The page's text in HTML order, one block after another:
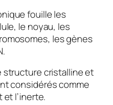
fouille les
le noyau, les
les gènes
structure cristalline et
considérés comme
l’inerte.